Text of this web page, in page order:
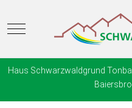
Mobile Menu Toggle
Haus Schwarzwaldgrund